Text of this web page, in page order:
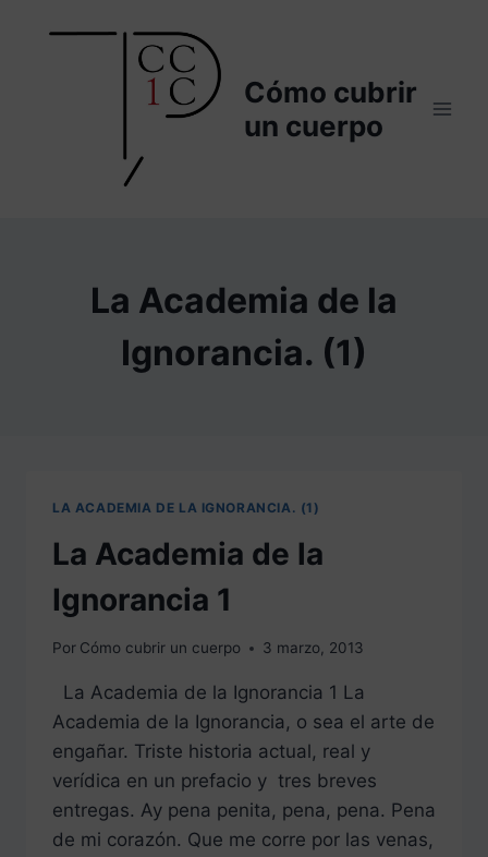
Cómo cubrir
un cuerpo
La Academia de la
Ignorancia. (1)
LA ACADEMIA DE LA IGNORANCIA. (1)
La Academia de la
Ignorancia 1
Por Cómo cubrir un cuerpo 3 marzo, 2013
La Academia de la Ignorancia 1 La
Academia de la Ignorancia, o sea el arte de
engañar. Triste historia actual, real y
verídica en un prefacio y tres breves
entregas. Ay pena penita, pena, pena. Pena
de mi corazón. Que me corre por las venas,